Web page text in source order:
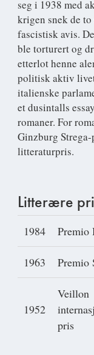
seg i 1938 med
krigen snek de
fascistisk avis.
ble torturert og
etterlot henne
politisk aktiv
italienske
et dusintalls
romaner. For
Ginzburg
litteraturpris.
Litterære
1984 Premio
1963 Premio
1952
Veillon
pris